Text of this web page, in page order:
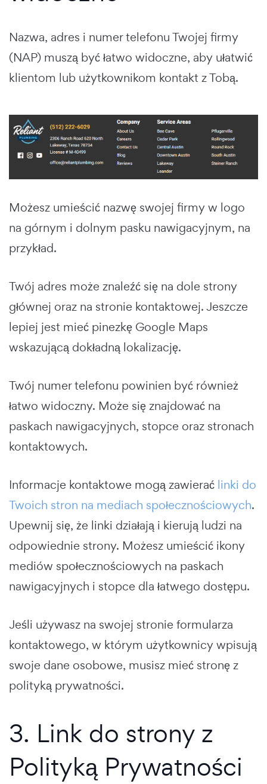
Nazwa, adres i numer telefonu Twojej firmy
(NAP) muszą być łatwo widoczne, aby ułatwić
klientom lub użytkownikom kontakt z Tobą.
Możesz umieścić nazwę swojej firmy w logo
na górnym i dolnym pasku nawigacyjnym, na
przykład.
Twój adres może znaleźć się na dole strony
głównej oraz na stronie kontaktowej. Jeszcze
lepiej jest mieć pinezkę Google Maps
wskazującą dokładną lokalizację.
Twój numer telefonu powinien być również
łatwo widoczny. Może się znajdować na
paskach nawigacyjnych, stopce oraz stronach
kontaktowych.
Informacje kontaktowe mogą zawierać linki do
Twoich stron na mediach społecznościowych.
Upewnij się, że linki działają i kierują ludzi na
odpowiednie strony. Możesz umieścić ikony
mediów społecznościowych na paskach
nawigacyjnych i stopce dla łatwego dostępu.
Jeśli używasz na swojej stronie formularza
kontaktowego, w którym użytkownicy wpisują
swoje dane osobowe, musisz mieć stronę z
polityką prywatności.
3. Link do strony z
Polityką Prywatności